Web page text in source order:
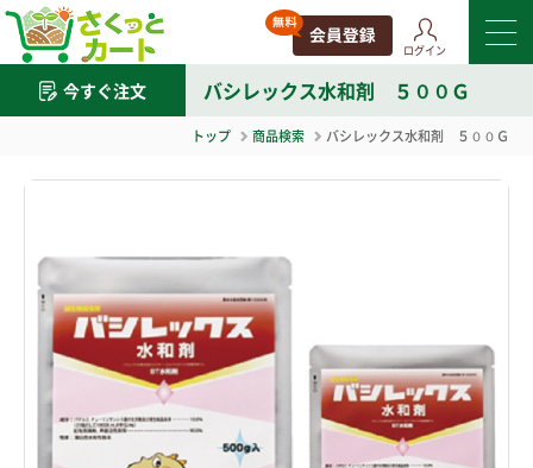
ログイン
今すぐ注文 バシレックス水和剤 ５００Ｇ
トップ 商品検索 バシレックス水和剤 ５００Ｇ